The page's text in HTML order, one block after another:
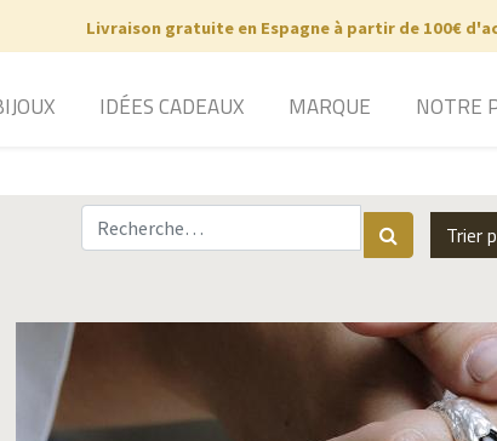
Livraison gratuite en Espagne à partir de 100€
IDÉES CADEAUX MARQUE NOTRE
Trier